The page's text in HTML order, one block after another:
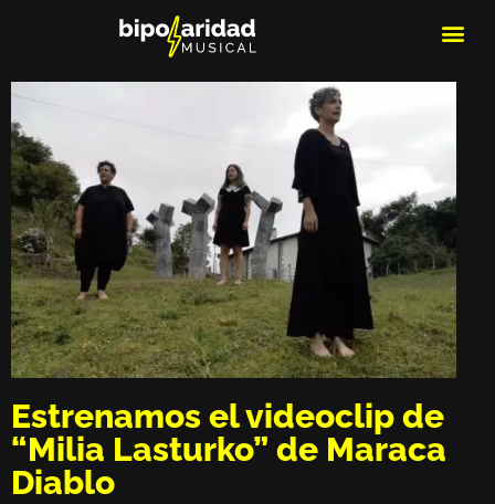
Estrenamos el videoclip de
“Milia Lasturko” de Maraca
Diablo